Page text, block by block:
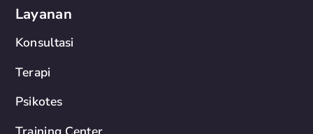
Layanan
Konsultasi
Terapi
Psikotes